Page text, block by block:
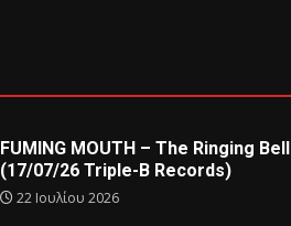
FUMING MOUTH – The Ringing Bell
(17/07/26 Triple-B Records)
22 Ιουλίου 2026